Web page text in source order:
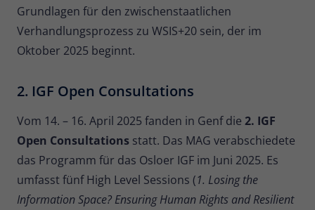
Grundlagen für den zwischenstaatlichen
Verhandlungsprozess zu WSIS+20 sein, der im
Oktober 2025 beginnt.
2. IGF Open Consultations
Vom 14. – 16. April 2025 fanden in Genf die 2. IGF
Open Consultations statt. Das MAG verabschiedete
das Programm für das Osloer IGF im Juni 2025. Es
umfasst fünf High Level Sessions (1. Losing the
Information Space? Ensuring Human Rights and Resilient